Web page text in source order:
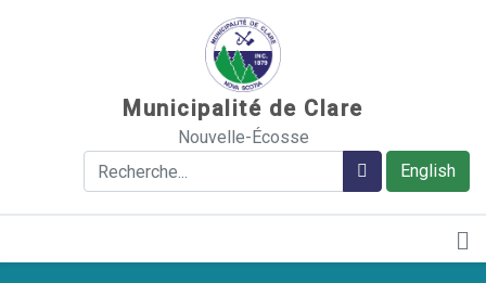
Municipalité de Clare
Nouvelle-Écosse
English
Rechercher Rechercher